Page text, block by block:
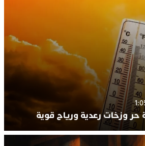
حر وزخات رعدية ورياح قوية